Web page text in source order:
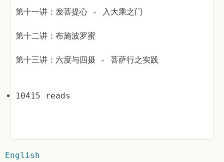
第十一讲：发菩提心 - 入大乘之门
第十二讲：布施波罗蜜
第十三讲：六度与四摄 - 菩萨行之实践
10415 reads
English